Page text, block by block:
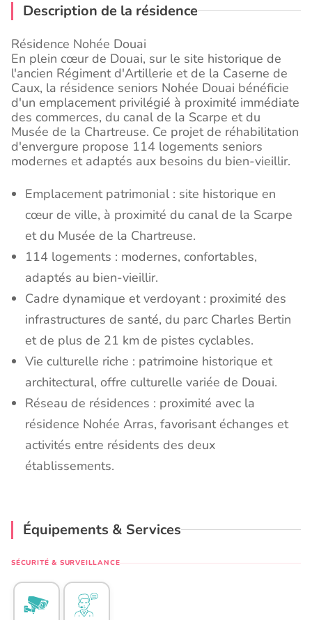
Description de la résidence
Résidence Nohée Douai
En plein cœur de Douai, sur le site historique de
l'ancien Régiment d'Artillerie et de la Caserne de
Caux, la résidence seniors Nohée Douai bénéficie
d'un emplacement privilégié à proximité immédiate
des commerces, du canal de la Scarpe et du
Musée de la Chartreuse. Ce projet de réhabilitation
d'envergure propose 114 logements seniors
modernes et adaptés aux besoins du bien-vieillir.
Emplacement patrimonial : site historique en
cœur de ville, à proximité du canal de la Scarpe
et du Musée de la Chartreuse.
114 logements : modernes, confortables,
adaptés au bien-vieillir.
Cadre dynamique et verdoyant : proximité des
infrastructures de santé, du parc Charles Bertin
et de plus de 21 km de pistes cyclables.
Vie culturelle riche : patrimoine historique et
architectural, offre culturelle variée de Douai.
Réseau de résidences : proximité avec la
résidence Nohée Arras, favorisant échanges et
activités entre résidents des deux
établissements.
Équipements & Services
SÉCURITÉ & SURVEILLANCE